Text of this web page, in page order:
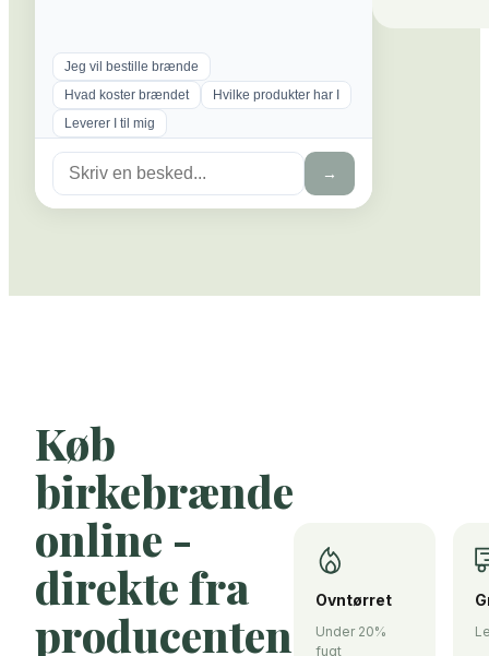
Jeg vil bestille brænde
Hvad koster brændet
Hvilke produkter har I
Leverer I til mig
→
Køb
birkebrænde
online -
direkte fra
producenten
Ovntørret
Under 20%
fugt